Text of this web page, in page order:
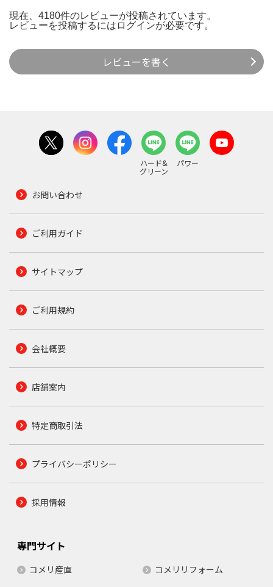
現在、4180件のレビューが投稿されています。
レビューを投稿するには ログインが必要です。
レビューを書く
ハード&
グリーン
パワー
お問い合わせ
ご利用ガイド
サイトマップ
ご利用規約
会社概要
店舗案内
特定商取引法
プライバシーポリシー
採用情報
専門サイト
コメリ産直
コメリリフォーム